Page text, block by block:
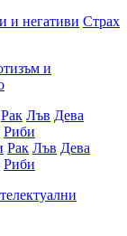
и негативи Страх
и
Рак Лъв Дева
Риби
Рак Лъв Дева
Риби